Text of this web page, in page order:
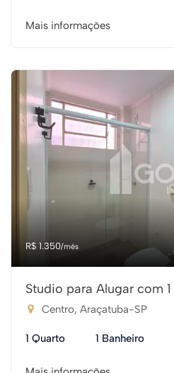
Mais informações
R$ 1.350/mês
Studio para Alugar com 1
Centro, Araçatuba-SP
1 Quarto 1 Banheiro